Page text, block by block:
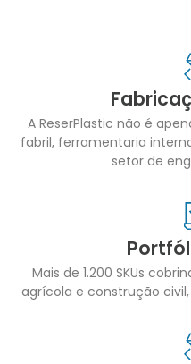
A ReserPlastic não é
fabril, ferramentaria
setor de
Mais de 1.200 SKUs
agrícola e construção